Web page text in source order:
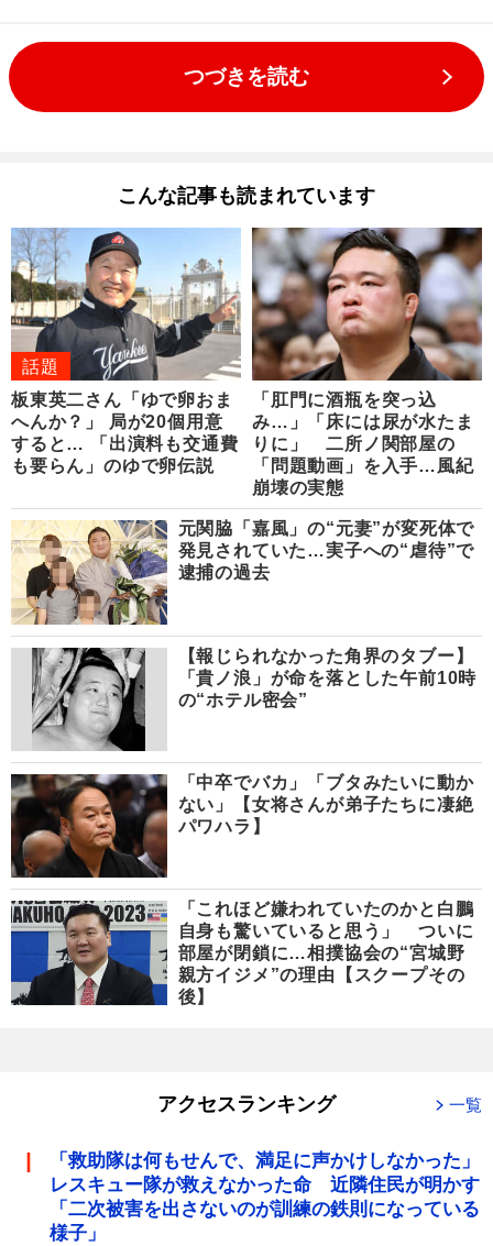
つづきを読む
こんな記事も読まれています
話題
板東英二さん「ゆで卵おま
へんか？」 局が20個用意
すると… 「出演料も交通費
も要らん」のゆで卵伝説
「肛門に酒瓶を突っ込
み…」「床には尿が水たま
りに」 二所ノ関部屋の
「問題動画」を入手…風紀
崩壊の実態
元関脇「嘉風」の“元妻”が変死体で
発見されていた…実子への“虐待”で
逮捕の過去
【報じられなかった角界のタブー】
「貴ノ浪」が命を落とした午前10時
の“ホテル密会”
「中卒でバカ」「ブタみたいに動か
ない」【女将さんが弟子たちに凄絶
パワハラ】
「これほど嫌われていたのかと白鵬
自身も驚いていると思う」 ついに
部屋が閉鎖に…相撲協会の“宮城野
親方イジメ”の理由【スクープその
後】
アクセスランキング 一覧
「救助隊は何もせんで、満足に声かけしなかった」
レスキュー隊が救えなかった命 近隣住民が明かす
「二次被害を出さないのが訓練の鉄則になっている
様子」